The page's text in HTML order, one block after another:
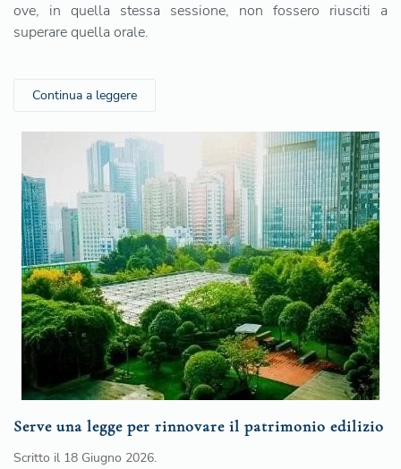
ove, in quella stessa sessione, non fossero riusciti a
superare quella orale.
Continua a leggere
Serve una legge per rinnovare il patrimonio edilizio
Scritto il 18 Giugno 2026.